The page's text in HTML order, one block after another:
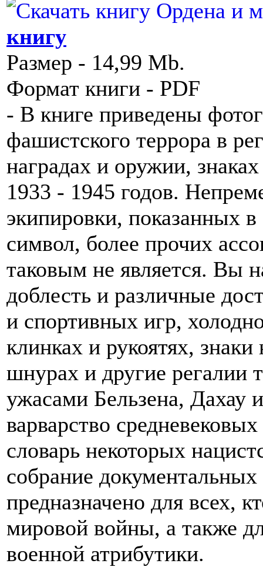
книгу
Размер - 14,99 Mb.
Формат книги - PDF
- В книге приведены
фашистского террора в
наградах и оружии,
1933 - 1945 годов.
экипировки, показанных в
символ, более прочих
таковым не является. Вы
доблесть и различные
и спортивных игр,
клинках и рукоятях,
шнурах и другие регалии
ужасами Бельзена, Дахау
варварство
словарь некоторых
собрание
предназначено для всех,
мировой войны, а также
военной атрибутики.